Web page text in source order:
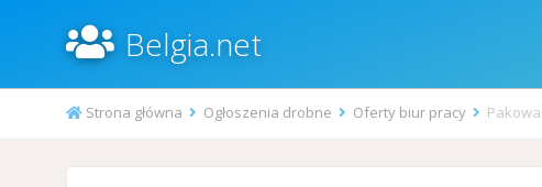
Belgia.net
Strona główna Ogłoszenia drobne Oferty biur pracy